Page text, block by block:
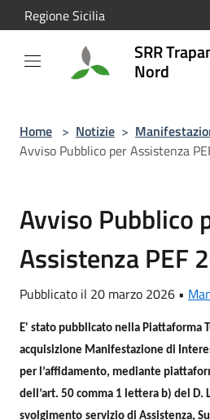
Salta al contenuto principale
Regione Sicilia
SRR
Nord
Home > Notizie >
Avviso Pubblico per Assistenza
Avviso Pubblico
Assistenza PEF
Pubblicato il 20 marzo 2026 •
E' stato pubblicato nella Piattaforma
acquisizione Manifestazione di
per l’affidamento, mediante
dell’art. 50 comma 1 lettera b) del D.
svolgimento servizio di Assistenza,